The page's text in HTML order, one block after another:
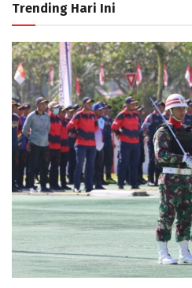
Trending Hari Ini